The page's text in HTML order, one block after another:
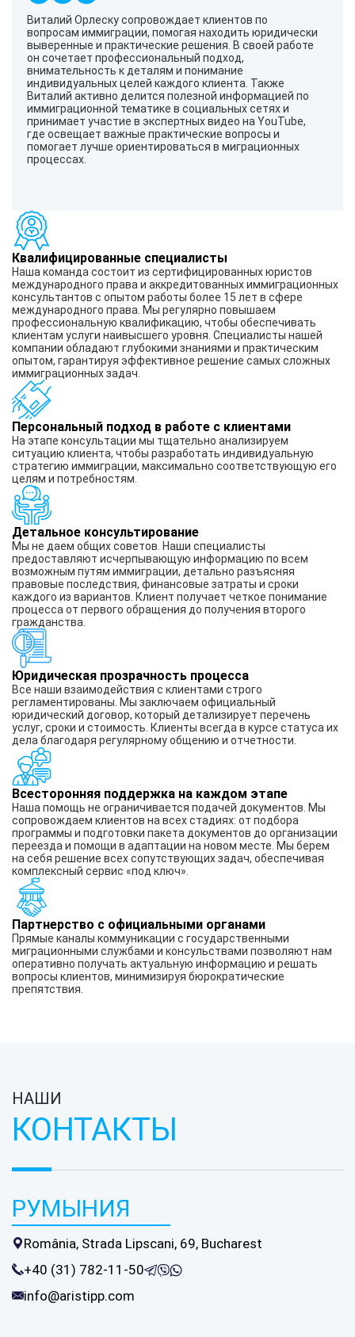
Виталий Орлеску сопровождает клиентов по
вопросам иммиграции, помогая находить юридически
выверенные и практические решения. В своей работе
он сочетает профессиональный подход,
внимательность к деталям и понимание
индивидуальных целей каждого клиента. Также
Виталий активно делится полезной информацией по
иммиграционной тематике в социальных сетях и
принимает участие в экспертных видео на YouTube,
где освещает важные практические вопросы и
помогает лучше ориентироваться в миграционных
процессах.
Квалифицированные специалисты
Наша команда состоит из сертифицированных юристов
международного права и аккредитованных иммиграционных
консультантов с опытом работы более 15 лет в сфере
международного права. Мы регулярно повышаем
профессиональную квалификацию, чтобы обеспечивать
клиентам услуги наивысшего уровня. Специалисты нашей
компании обладают глубокими знаниями и практическим
опытом, гарантируя эффективное решение самых сложных
иммиграционных задач.
Персональный подход в работе с клиентами
На этапе консультации мы тщательно анализируем
ситуацию клиента, чтобы разработать индивидуальную
стратегию иммиграции, максимально соответствующую его
целям и потребностям.
Детальное консультирование
Мы не даем общих советов. Наши специалисты
предоставляют исчерпывающую информацию по всем
возможным путям иммиграции, детально разъясняя
правовые последствия, финансовые затраты и сроки
каждого из вариантов. Клиент получает четкое понимание
процесса от первого обращения до получения второго
гражданства.
Юридическая прозрачность процесса
Все наши взаимодействия с клиентами строго
регламентированы. Мы заключаем официальный
юридический договор, который детализирует перечень
услуг, сроки и стоимость. Клиенты всегда в курсе статуса их
дела благодаря регулярному общению и отчетности.
Всесторонняя поддержка на каждом этапе
Наша помощь не ограничивается подачей документов. Мы
сопровождаем клиентов на всех стадиях: от подбора
программы и подготовки пакета документов до организации
переезда и помощи в адаптации на новом месте. Мы берем
на себя решение всех сопутствующих задач, обеспечивая
комплексный сервис «под ключ».
Партнерство с официальными органами
Прямые каналы коммуникации с государственными
миграционными службами и консульствами позволяют нам
оперативно получать актуальную информацию и решать
вопросы клиентов, минимизируя бюрократические
препятствия.
НАШИ
КОНТАКТЫ
РУМЫНИЯ
România, Strada Lipscani, 69, Bucharest
+40 (31) 782-11-50
info@aristipp.com